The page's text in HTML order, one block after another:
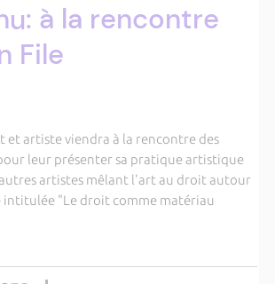
à la rencontre
File
et artiste viendra à la rencontre des
leur présenter sa pratique artistique
artistes mêlant l'art au droit autour
intitulée "Le droit comme matériau